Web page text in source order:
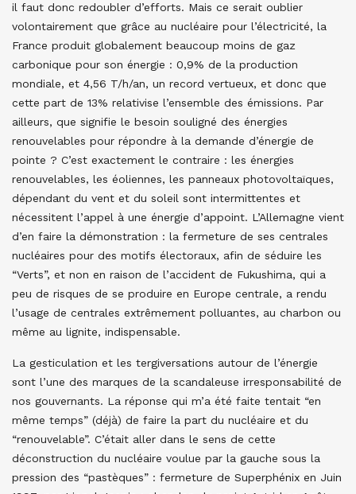
il faut donc redoubler d’efforts. Mais ce serait oublier
volontairement que grâce au nucléaire pour l’électricité, la
France produit globalement beaucoup moins de gaz
carbonique pour son énergie : 0,9% de la production
mondiale, et 4,56 T/h/an, un record vertueux, et donc que
cette part de 13% relativise l’ensemble des émissions. Par
ailleurs, que signifie le besoin souligné des énergies
renouvelables pour répondre à la demande d’énergie de
pointe ? C’est exactement le contraire : les énergies
renouvelables, les éoliennes, les panneaux photovoltaïques,
dépendant du vent et du soleil sont intermittentes et
nécessitent l’appel à une énergie d’appoint. L’Allemagne vient
d’en faire la démonstration : la fermeture de ses centrales
nucléaires pour des motifs électoraux, afin de séduire les
“Verts”, et non en raison de l’accident de Fukushima, qui a
peu de risques de se produire en Europe centrale, a rendu
l’usage de centrales extrêmement polluantes, au charbon ou
même au lignite, indispensable.
La gesticulation et les tergiversations autour de l’énergie
sont l’une des marques de la scandaleuse irresponsabilité de
nos gouvernants. La réponse qui m’a été faite tentait “en
même temps” (déjà) de faire la part du nucléaire et du
“renouvelable”. C’était aller dans le sens de cette
déconstruction du nucléaire voulue par la gauche sous la
pression des “pastèques” : fermeture de Superphénix en Juin